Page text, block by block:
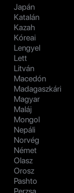
Japán
Katalán
Kazah
Kóreai
Lengyel
Lett
Litván
Macedón
Madagaszkári
Magyar
Maláj
Mongol
Nepáli
Norvég
Német
Olasz
Orosz
Pashto